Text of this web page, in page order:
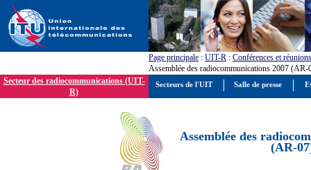
Page principale : UIT-R : Conférences et réunions
Assemblée des radiocommunications 2007 (AR-
Secteur des radiocommunications (UIT-
R)
Assemblée des
(AR-
Secteurs de l'UIT Salle de presse